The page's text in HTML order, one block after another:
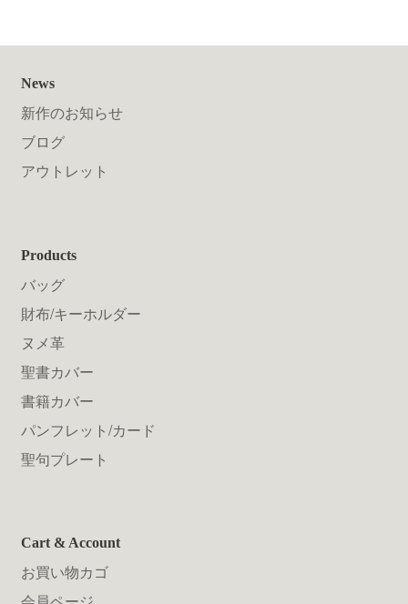
News
新作のお知らせ
ブログ
アウトレット
Products
バッグ
財布/キーホルダー
ヌメ革
聖書カバー
書籍カバー
パンフレット/カード
聖句プレート
Cart & Account
お買い物カゴ